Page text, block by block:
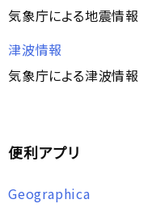
気象庁による地震情報
津波情報
気象庁による津波情報
便利アプリ
Geographica